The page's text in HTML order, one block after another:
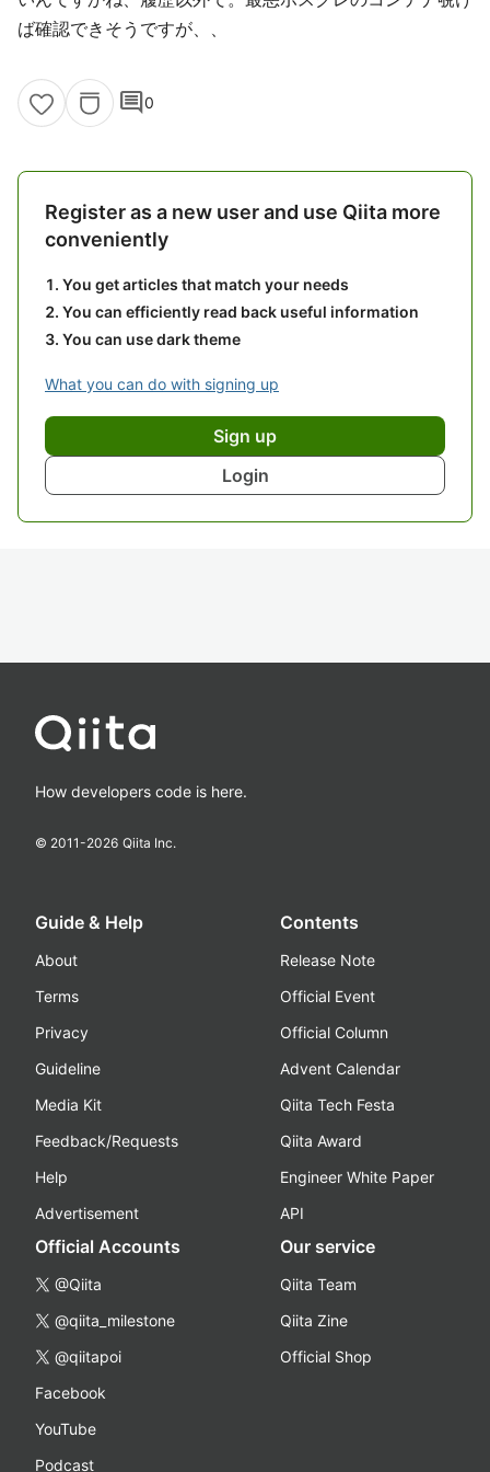
ば確認できそうですが、、
comment0
Register as a new user and use Qiita more
conveniently
You get articles that match your needs
You can efficiently read back useful information
You can use dark theme
What you can do with signing up
Sign up
Login
How developers code is here.
© 2011-2026 Qiita Inc.
Guide & Help
About
Terms
Privacy
Guideline
Media Kit
Feedback/Requests
Help
Advertisement
Contents
Release Note
Official Event
Official Column
Advent Calendar
Qiita Tech Festa
Qiita Award
Engineer White Paper
API
Official Accounts
@Qiita
@qiita_milestone
@qiitapoi
Facebook
YouTube
Podcast
Our service
Qiita Team
Qiita Zine
Official Shop